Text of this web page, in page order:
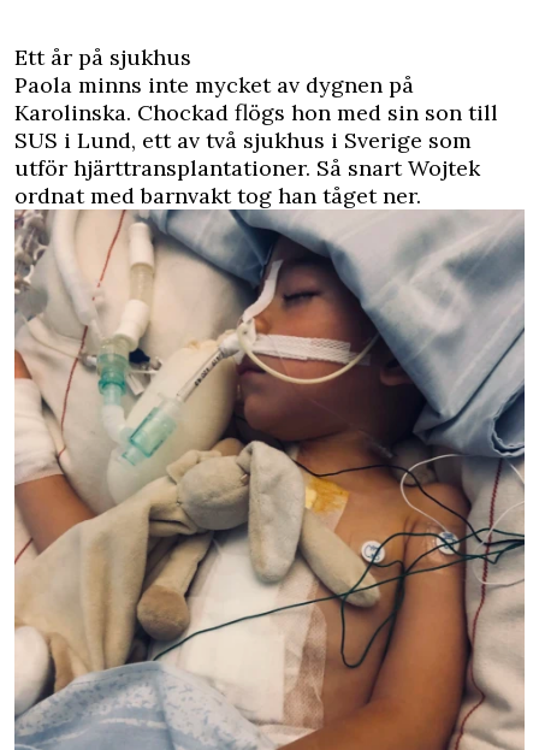
Ett år på sjukhus
Paola minns inte mycket av dygnen på
Karolinska. Chockad flögs hon med sin son till
SUS i Lund, ett av två sjukhus i Sverige som
utför hjärttransplantationer. Så snart Wojtek
ordnat med barnvakt tog han tåget ner.